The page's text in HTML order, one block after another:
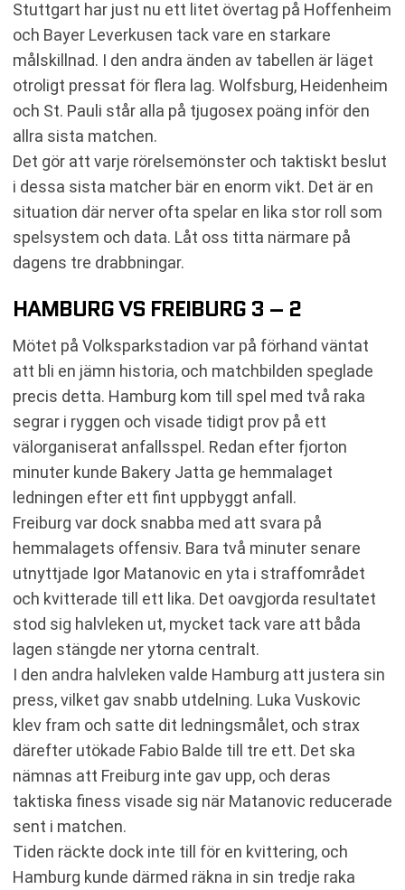
Stuttgart har just nu ett litet övertag på Hoffenheim
och Bayer Leverkusen tack vare en starkare
målskillnad. I den andra änden av tabellen är läget
otroligt pressat för flera lag. Wolfsburg, Heidenheim
och St. Pauli står alla på tjugosex poäng inför den
allra sista matchen.
Det gör att varje rörelsemönster och taktiskt beslut
i dessa sista matcher bär en enorm vikt. Det är en
situation där nerver ofta spelar en lika stor roll som
spelsystem och data. Låt oss titta närmare på
dagens tre drabbningar.
HAMBURG VS FREIBURG 3 – 2
Mötet på Volksparkstadion var på förhand väntat
att bli en jämn historia, och matchbilden speglade
precis detta. Hamburg kom till spel med två raka
segrar i ryggen och visade tidigt prov på ett
välorganiserat anfallsspel. Redan efter fjorton
minuter kunde Bakery Jatta ge hemmalaget
ledningen efter ett fint uppbyggt anfall.
Freiburg var dock snabba med att svara på
hemmalagets offensiv. Bara två minuter senare
utnyttjade Igor Matanovic en yta i straffområdet
och kvitterade till ett lika. Det oavgjorda resultatet
stod sig halvleken ut, mycket tack vare att båda
lagen stängde ner ytorna centralt.
I den andra halvleken valde Hamburg att justera sin
press, vilket gav snabb utdelning. Luka Vuskovic
klev fram och satte dit ledningsmålet, och strax
därefter utökade Fabio Balde till tre ett. Det ska
nämnas att Freiburg inte gav upp, och deras
taktiska finess visade sig när Matanovic reducerade
sent i matchen.
Tiden räckte dock inte till för en kvittering, och
Hamburg kunde därmed räkna in sin tredje raka